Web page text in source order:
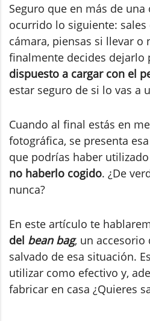
Seguro que en más de una
ocurrido lo siguiente:
cámara, piensas si llevar o
finalmente decides dejarlo
dispuesto a cargar con el
estar seguro de si lo vas a
Cuando al final estás en
fotográfica, se presenta
que podrías haber
no haberlo cogido. ¿De
nunca?
En este artículo te
del bean bag, un
salvado de esa situación.
utilizar como efectivo y,
fabricar en casa ¿Quieres